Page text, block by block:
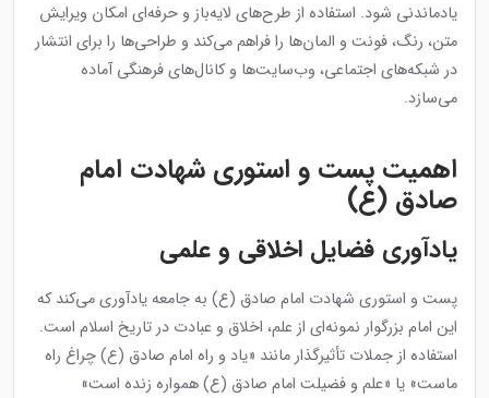
یادماندنی شود. استفاده از طرح‌های لایه‌باز و حرفه‌ای امکان ویرایش
متن، رنگ، فونت و المان‌ها را فراهم می‌کند و طراحی‌ها را برای انتشار
در شبکه‌های اجتماعی، وب‌سایت‌ها و کانال‌های فرهنگی آماده
می‌سازد.
اهمیت پست و استوری شهادت امام
صادق (ع)
یادآوری فضایل اخلاقی و علمی
پست و استوری شهادت امام صادق (ع) به جامعه یادآوری می‌کند که
این امام بزرگوار نمونه‌ای از علم، اخلاق و عبادت در تاریخ اسلام است.
استفاده از جملات تأثیرگذار مانند «یاد و راه امام صادق (ع) چراغ راه
ماست» یا «علم و فضیلت امام صادق (ع) همواره زنده است»